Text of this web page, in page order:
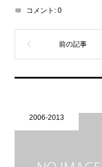
コメント: 0
2006-2013